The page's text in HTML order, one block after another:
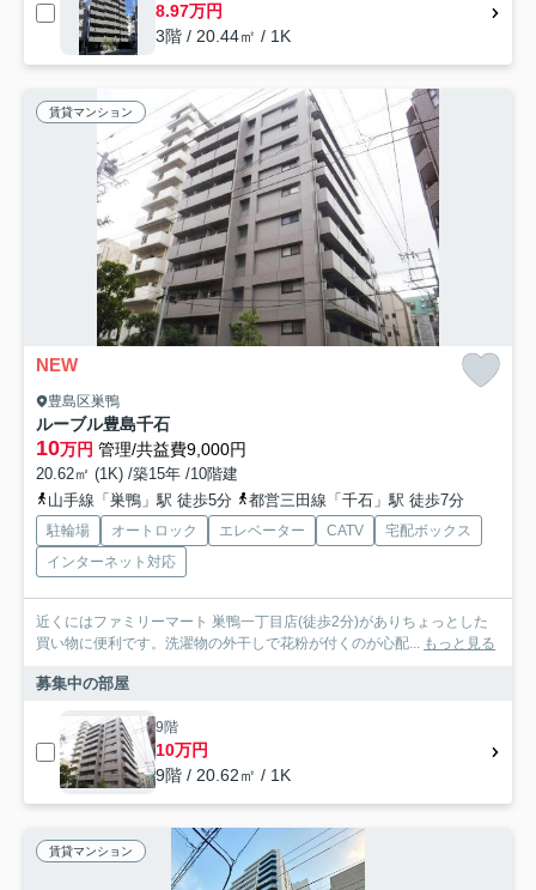
8.97万円
3階 / 20.44㎡ / 1K
賃貸マンション
NEW
豊島区巣鴨
ルーブル豊島千石
10万円 管理/共益費9,000円
20.62㎡ (1K) /築15年 /10階建
山手線「巣鴨」駅 徒歩5分
都営三田線「千石」駅 徒歩7分
駐輪場 オートロック エレベーター CATV
宅配ボックス
インターネット対応
近くにはファミリーマート 巣鴨一丁目店(徒歩2分)がありちょっとした
買い物に便利です。洗濯物の外干しで花粉が付くのが心配... もっと見る
募集中の部屋
9階
10万円
9階 / 20.62㎡ / 1K
賃貸マンション